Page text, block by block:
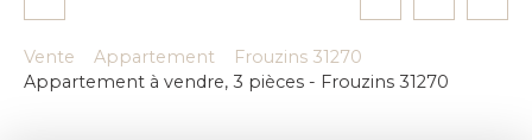
Vente Appartement
Frouzins 31270
Appartement à vendre, 3 pièces - Frouzins 31270